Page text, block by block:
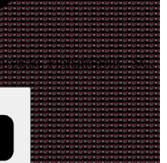
Florianópolis - SC,